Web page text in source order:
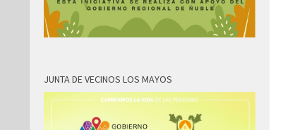
JUNTA DE VECINOS LOS MAYOS